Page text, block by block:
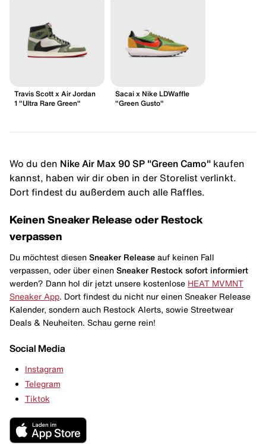
Travis Scott x Air Jordan
1 "Ultra Rare Green"
Sacai x Nike LDWaffle
"Green Gusto"
Wo du den Nike Air Max 90 SP "Green Camo" kaufen
kannst, haben wir dir oben in der Storelist verlinkt.
Dort findest du außerdem auch alle Raffles.
Keinen Sneaker Release oder Restock
verpassen
Du möchtest diesen Sneaker Release auf keinen Fall
verpassen, oder über einen Sneaker Restock sofort informiert
werden? Dann hol dir jetzt unsere kostenlose HEAT MVMNT
Sneaker App . Dort findest du nicht nur einen Sneaker Release
Kalender, sondern auch Restock Alerts, sowie Streetwear
Deals & Neuheiten. Schau gerne rein!
Social Media
Instagram
Telegram
Tiktok